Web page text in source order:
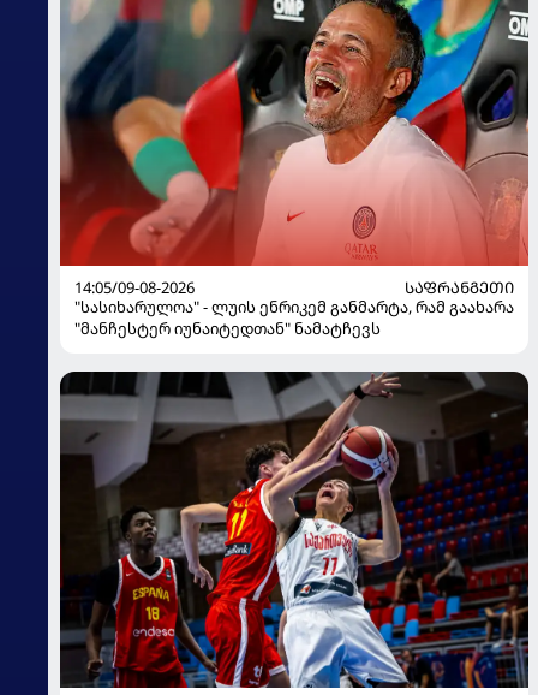
14:05/09-08-2026
ᲡᲐᲤᲠᲐᲜᲒᲔᲗᲘ
"სასიხარულოა" - ლუის ენრიკემ განმარტა, რამ გაახარა
"მანჩესტერ იუნაიტედთან" ნამატჩევს